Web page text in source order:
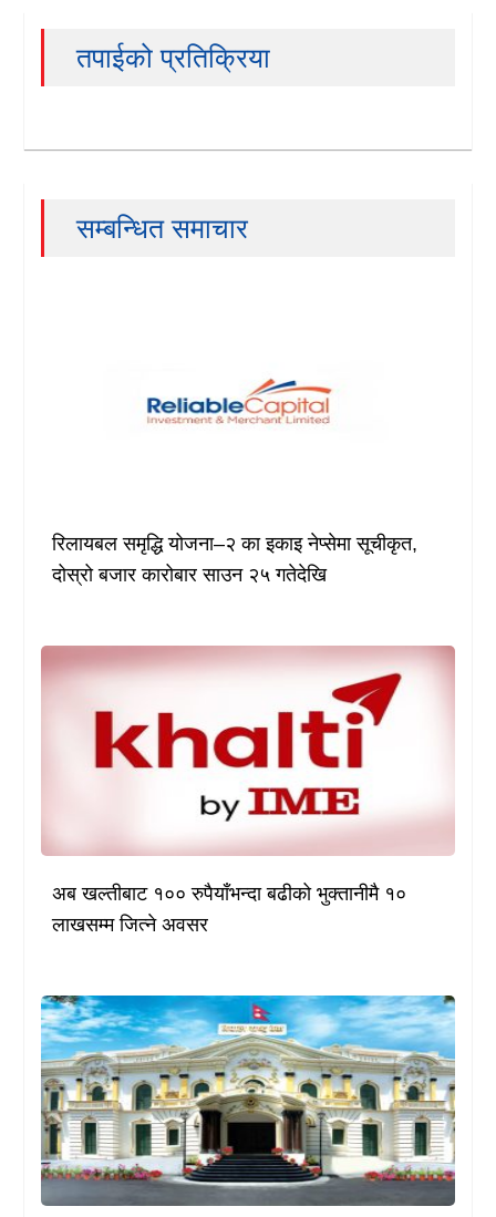
तपाईको प्रतिक्रिया
सम्बन्धित समाचार
रिलायबल समृद्धि योजना–२ का इकाइ नेप्सेमा सूचीकृत,
दोस्रो बजार कारोबार साउन २५ गतेदेखि
अब खल्तीबाट १०० रुपैयाँभन्दा बढीको भुक्तानीमै १०
लाखसम्म जित्ने अवसर